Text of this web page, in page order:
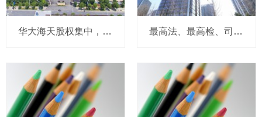
华大海天股权集中，净利下滑，客户分散，大客户参保人数少 最高法、最高检、司法部部署扫黑除恶专项斗争